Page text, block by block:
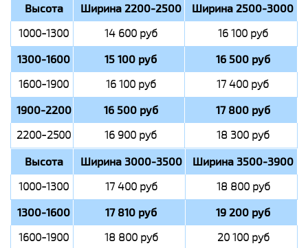
Высота Ширина 2200-2500 Ширина 2500-3000
1000-1300 14 600 руб 16 100 руб
1300-1600 15 100 руб 16 500 руб
1600-1900 16 100 руб 17 400 руб
1900-2200 16 500 руб 17 800 руб
2200-2500 16 900 руб 18 300 руб
Высота Ширина 3000-3500 Ширина 3500-3900
1000-1300 17 400 руб 18 800 руб
1300-1600 17 810 руб 19 200 руб
1600-1900 18 800 руб 20 100 руб